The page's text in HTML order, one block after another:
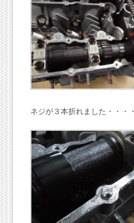
ネジが３本折れました・・・・